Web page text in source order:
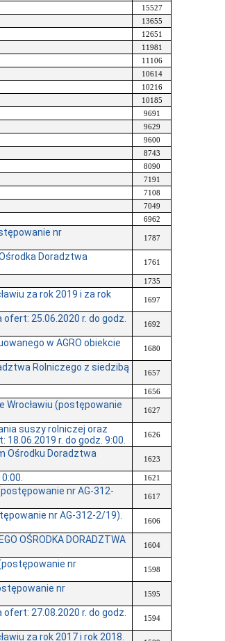
15527
13655
12651
11981
11106
10614
10216
10185
9691
9629
9600
8743
8090
7191
7108
7049
6962
nr
1787
Ośrodka Doradztwa
1761
1735
za rok 2019 i za rok
1697
25.06.2020 r. do godz.
1692
w AGRO obiekcie
1680
Rolniczego z siedzibą
1657
1656
(postępowanie
1627
suszy rolniczej oraz
r. do godz. 9:00.
1626
Ośrodku Doradztwa
1623
1621
nr AG-312-
1617
nr AG-312-2/19).
1606
OŚRODKA DORADZTWA
1604
nr
1598
nr
1595
27.08.2020 r. do godz.
1594
za rok 2017 i rok 2018.